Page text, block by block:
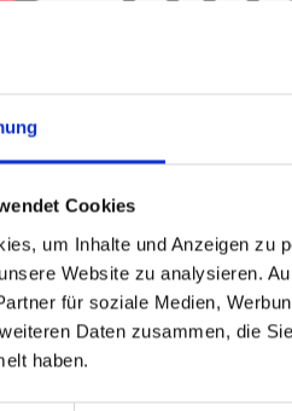
Cookies
um Inhalte und Anzeigen zu
Website zu analysieren.
für soziale Medien,
Daten zusammen, die
haben.